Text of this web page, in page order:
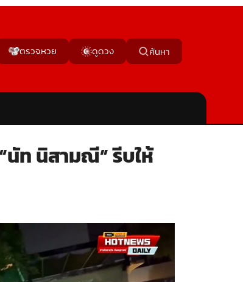
ตรวจหวย ดูดวง ค้นหา
นัท นิสามณี” รีบให้